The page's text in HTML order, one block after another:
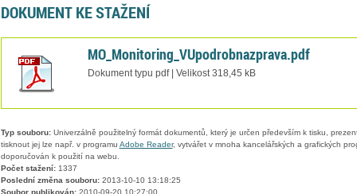
DOKUMENT KE STAŽENÍ
MO_Monitoring_VUpodrobnazprava.pdf
Dokument typu pdf | Velikost 318,45 kB
Typ souboru:Univerzálně použitelný formát dokumentů, který je určen především k tisku,
tisknout jej lze např. v programu Adobe Reader, vytvářet v mnoha kancelářských a grafických
doporučován k použití na webu.
Počet stažení:1337
Poslední změna souboru:2013-10-10 13:18:25